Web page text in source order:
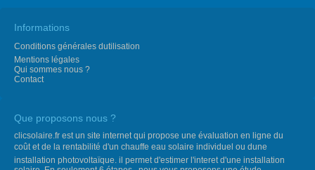
Informations
Conditions générales dutilisation
Mentions légales
Qui sommes nous ?
Contact
Que proposons nous ?
clicsolaire.fr est un site internet qui propose une évaluation en ligne du
coût et de la rentabilité d'un chauffe eau solaire individuel ou dune
installation photovoltaïque. il permet d'estimer l'interet d'une installation